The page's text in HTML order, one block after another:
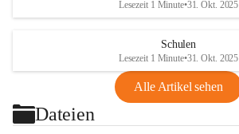
Lesezeit 1 Minute•31. Okt. 2025
Schulen
Lesezeit 1 Minute•31. Okt. 2025
Alle Artikel sehen
Dateien